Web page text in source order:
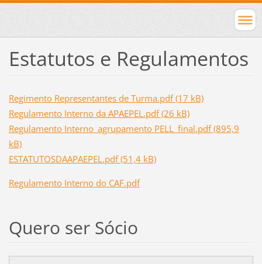
Estatutos e Regulamentos
Regimento Representantes de Turma.pdf (17 kB)
Regulamento Interno da APAEPEL.pdf (26 kB)
Regulamento Interno_agrupamento PELL_final.pdf (895,9
kB)
ESTATUTOSDAAPAEPEL.pdf (51,4 kB)
Regulamento Interno do CAF.pdf
Quero ser Sócio